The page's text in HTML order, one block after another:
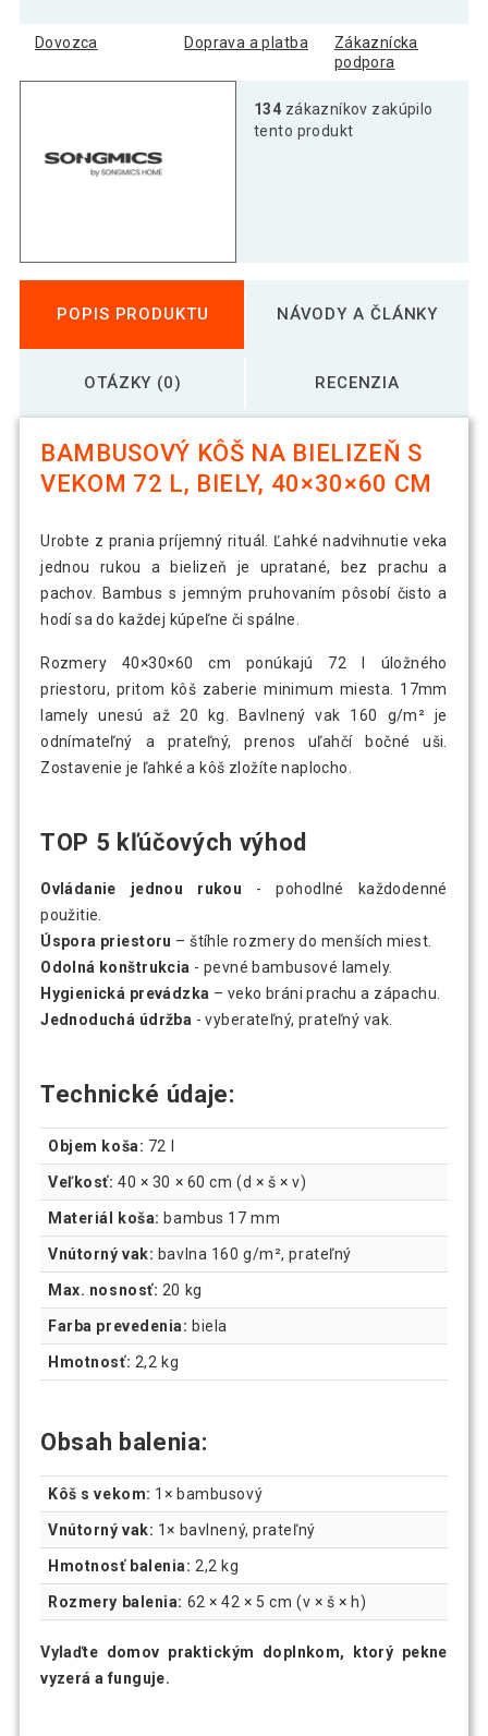
Dovozca Doprava a platba
Zákaznícka
podpora
134 zákazníkov zakúpilo
tento produkt
POPIS PRODUKTU NÁVODY A ČLÁNKY
OTÁZKY (0) RECENZIA
BAMBUSOVÝ KÔŠ NA BIELIZEŇ S
VEKOM 72 L, BIELY, 40×30×60 CM
Urobte z prania príjemný rituál. Ľahké nadvihnutie veka
jednou rukou a bielizeň je upratané, bez prachu a
pachov. Bambus s jemným pruhovaním pôsobí čisto a
hodí sa do každej kúpeľne či spálne.
Rozmery 40×30×60 cm ponúkajú 72 l úložného
priestoru, pritom kôš zaberie minimum miesta. 17mm
lamely unesú až 20 kg. Bavlnený vak 160 g/m² je
odnímateľný a prateľný, prenos uľahčí bočné uši.
Zostavenie je ľahké a kôš zložíte naplocho.
TOP 5 kľúčových výhod
Ovládanie jednou rukou - pohodlné každodenné
použitie.
Úspora priestoru – štíhle rozmery do menších miest.
Odolná konštrukcia - pevné bambusové lamely.
Hygienická prevádzka – veko bráni prachu a zápachu.
Jednoduchá údržba - vyberateľný, prateľný vak.
Technické údaje:
Objem koša: 72 l
Veľkosť: 40 × 30 × 60 cm (d × š × v)
Materiál koša: bambus 17 mm
Vnútorný vak: bavlna 160 g/m², prateľný
Max. nosnosť: 20 kg
Farba prevedenia: biela
Hmotnosť: 2,2 kg
Obsah balenia:
Kôš s vekom: 1× bambusový
Vnútorný vak: 1× bavlnený, prateľný
Hmotnosť balenia: 2,2 kg
Rozmery balenia: 62 × 42 × 5 cm (v × š × h)
Vylaďte domov praktickým doplnkom, ktorý pekne
vyzerá a funguje.